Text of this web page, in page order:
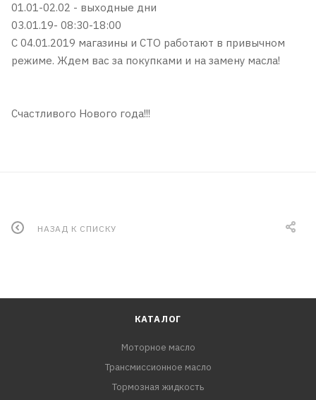
01.01-02.02 - выходные дни
03.01.19- 08:30-18:00
С 04.01.2019 магазины и СТО работают в привычном
режиме. Ждем вас за покупками и на замену масла!
Счастливого Нового года!!!
НАЗАД К СПИСКУ
КАТАЛОГ
Моторное масло
Трансмиссионное масло
Тормозная жидкость